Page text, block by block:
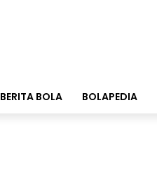
BERITA BOLA BOLAPEDIA